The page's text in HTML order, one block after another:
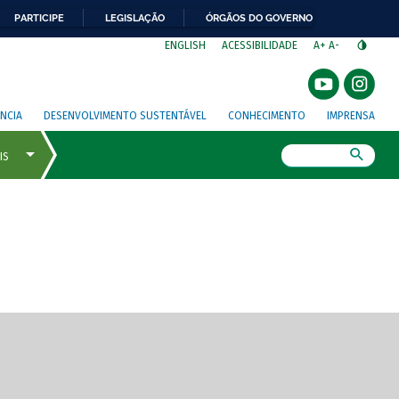
PARTICIPE LEGISLAÇÃO ÓRGÃOS DO GOVERNO
ENGLISH ACESSIBILIDADE A+ A-
DESENVOLVIMENTO SUSTENTÁVEL CONHECIMENTO IMPRENSA
de tela